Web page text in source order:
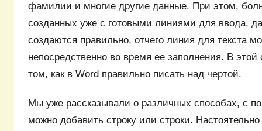
фамилии и многие другие данные. При этом,
созданных уже с готовыми линиями для ввода,
создаются правильно, отчего линия для текста
непосредственно во время ее заполнения. В
том, как в Word правильно писать над чертой.
Мы уже рассказывали о различных способах, с
можно добавить строку или строки.